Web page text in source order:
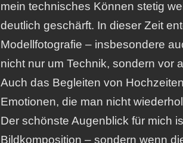
mein technisches Können stetig
deutlich geschärft. In dieser Zeit
Modellfotografie – insbesondere
nicht nur um Technik, sondern vor
Auch das Begleiten von
Emotionen, die man nicht
Der schönste Augenblick für mich
Bildkomposition – sondern wenn